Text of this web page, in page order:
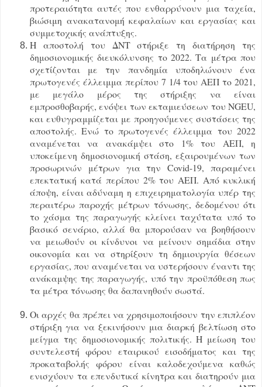
προτεραιότητα αυτές που ενθαρρύνουν μια ταχεία,
βιώσιμη ανακατανομή κεφαλαίων και εργασίας και
συμμετοχικής ανάπτυξης.
Η αποστολή του ΔΝΤ στήριξε τη διατήρηση της
δημοσιονομικής διευκόλυνσης το 2022. Τα μέτρα που
σχετίζονται με την πανδημία υποδηλώνουν ένα
πρωτογενές έλλειμμα περίπου 7 1/4 του ΑΕΠ το 2021,
με μεγάλο μέρος της στήριξης να είναι
εμπροσθοβαρής, ενόψει των εκταμιεύσεων του NGEU,
και ευθυγραμμίζεται με προηγούμενες συστάσεις της
αποστολής. Ενώ το πρωτογενές έλλειμμα του 2022
αναμένεται να ανακάμψει στο 1% του ΑΕΠ, η
υποκείμενη δημοσιονομική στάση, εξαιρουμένων των
προσωρινών μέτρων για την Covid-19, παραμένει
επεκτατική κατά περίπου 2% του ΑΕΠ. Από κυκλική
άποψη, είναι αδύναμη η επιχειρηματολογία υπέρ της
περαιτέρω παροχής μέτρων τόνωσης, δεδομένου ότι
το χάσμα της παραγωγής κλείνει ταχύτατα υπό το
βασικό σενάριο, αλλά θα μπορούσαν να βοηθήσουν
να μειωθούν οι κίνδυνοι να μείνουν σημάδια στην
οικονομία και να στηρίξουν τη δημιουργία θέσεων
εργασίας, που αναμένεται να υστερήσουν έναντι της
ανάκαμψης της παραγωγής, υπό την προϋπόθεση πως
τα μέτρα τόνωσης θα δαπανηθούν σωστά.
Οι αρχές θα πρέπει να χρησιμοποιήσουν την επιπλέον
στήριξη για να ξεκινήσουν μια διαρκή βελτίωση στο
μείγμα της δημοσιονομικής πολιτικής. H μείωση του
συντελεστή φόρου εταιρικού εισοδήματος και της
προκαταβολής φόρου είναι καλοδεχούμενα καθώς
ενισχύουν τα επενδυτικά κίνητρα και διατηρούν μια